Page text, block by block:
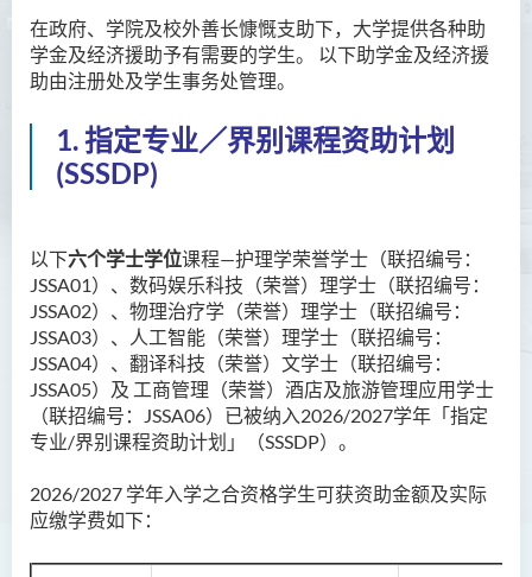
在政府、学院及校外善长慷慨支助下，大学提供各种助
学金及经济援助予有需要的学生。 以下助学金及经济援
助由注册处及学生事务处管理。
1. 指定专业／界别课程资助计划
(SSSDP)
以下六个学士学位课程—护理学荣誉学士（联招编号：
JSSA01）、数码娱乐科技（荣誉）理学士（联招编号：
JSSA02）、物理治疗学（荣誉）理学士（联招编号：
JSSA03）、人工智能（荣誉）理学士（联招编号：
JSSA04） 、 翻译科技（荣誉）文学士（联招编号：
JSSA05） 及 工商管理（荣誉）酒店及旅游管理应用学士
（联招编号：JSSA06） 已被纳入2026/2027学年「指定
专业/界别课程资助计划」（SSSDP）。
2026/2027 学年入学之合资格学生可获资助金额及实际
应缴学费如下：